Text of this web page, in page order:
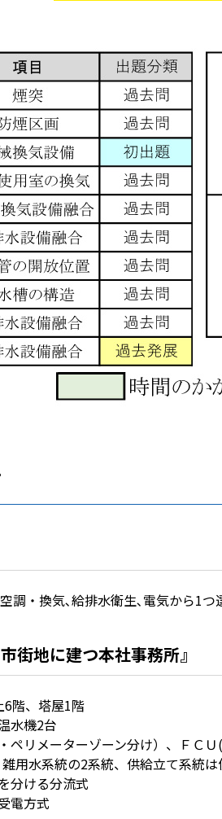
調・換気､給排水衛生､電気から1つ
街地に建つ本社事務所』
階、塔屋1階
水機2台
ペリメーターゾーン分け）、ＦＣ
用水系統の2系統、供給立て系統
分ける分流式
電方式